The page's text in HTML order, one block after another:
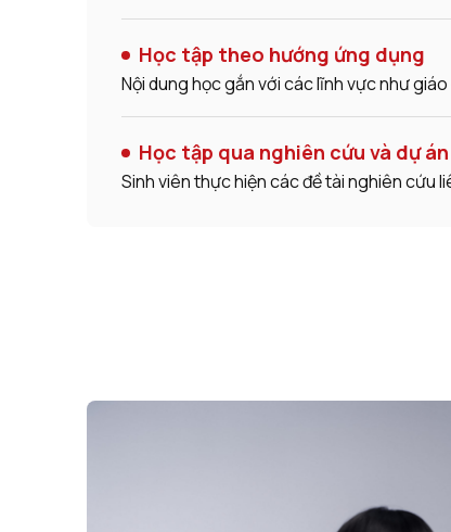
Học tập theo hướng ứng dụng
Nội dung học gắn với các lĩnh vực như
Học tập qua nghiên cứu và dự án
Sinh viên thực hiện các đề tài nghiên cứu